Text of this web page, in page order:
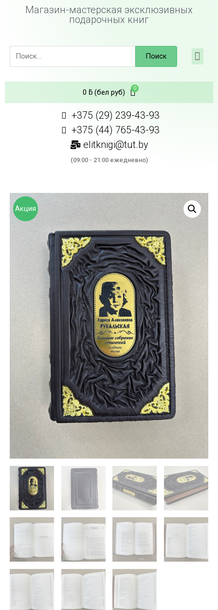
Магазин-мастерская эксклюзивных
подарочных книг
Поиск
0 ƃ(бел руб)
+375 (29) 239-43-93
+375 (44) 765-43-93
elitknigi@tut.by
(09:00 - 21:00 ежедневно)
Акция